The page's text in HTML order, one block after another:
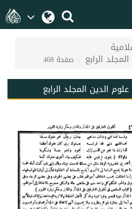
الرابع صفحة 468
علوم الدين المجلد الرابع